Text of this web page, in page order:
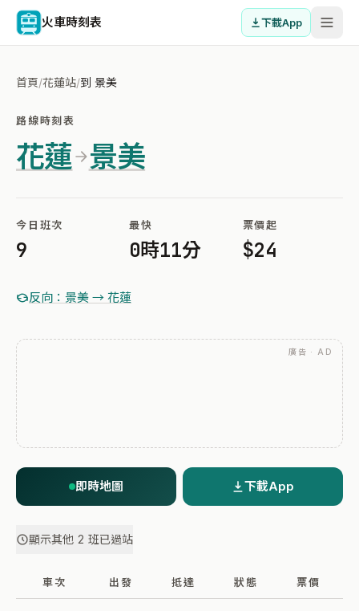
火車時刻表 下載App
首頁/花蓮站/到 景美
路線時刻表
花蓮 景美
今日班次
9
最快
0時11分
票價起
$24
反向：景美 → 花蓮
廣告 · AD
即時地圖 下載App
顯示其他 2 班已過站
車次 出發 抵達 狀態 票價